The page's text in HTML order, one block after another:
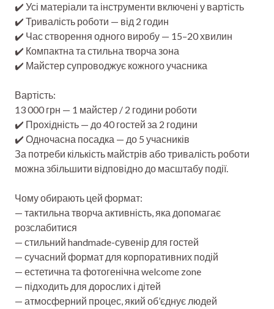
✔️ Усі матеріали та інструменти включені у вартість
✔️ Тривалість роботи — від 2 годин
✔️ Час створення одного виробу — 15–20 хвилин
✔️ Компактна та стильна творча зона
✔️ Майстер супроводжує кожного учасника
Вартість:
13 000 грн — 1 майстер / 2 години роботи
✔️ Прохідність — до 40 гостей за 2 години
✔️ Одночасна посадка — до 5 учасників
За потреби кількість майстрів або тривалість роботи
можна збільшити відповідно до масштабу події.
Чому обирають цей формат:
— тактильна творча активність, яка допомагає
розслабитися
— стильний handmade-сувенір для гостей
— сучасний формат для корпоративних подій
— естетична та фотогенічна welcome zone
— підходить для дорослих і дітей
— атмосферний процес, який об’єднує людей